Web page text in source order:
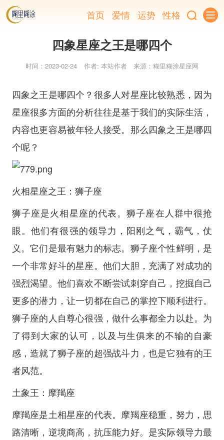
首页 爱情 运势 性格
四象星座之王是哪四个
时间：2023-02-24 作者: 本站作者 来源：糊里糊涂星座网
四象之王是哪四个？很多人对星座比较熟悉，因为
星座很多方面的分析往往是基于我们的实际生活，
内容也更容易被年轻人接受。那么四象之王是哪四
个呢？
火相星座之王：狮子座
狮子座是火相星座的代表。狮子座在人群中很抢
眼。他们有很强的领导力，阳刚之气，霸气，仗
义。它们是最有魅力的标志。狮子座个性鲜明，是
一个非常好斗的星座。他们大胆，充满了对成功的
强烈渴望。他们喜欢不断尝试刺穿自己，挖掘自己
更多的潜力，让一切都在自己的掌控下顺利进行。
狮子座的人自尊心很强，做什么事都全力以赴。为
了得到大家的认可，以及与生俱来的不输的自豪
感，造就了狮子座的超强战斗力，也是它独有的王
者风范。
土象王：摩羯座
摩羯座是土相星座的代表。摩羯座稳重，努力，思
路清晰，逆境商高，抗压能力好。是实际领导力最